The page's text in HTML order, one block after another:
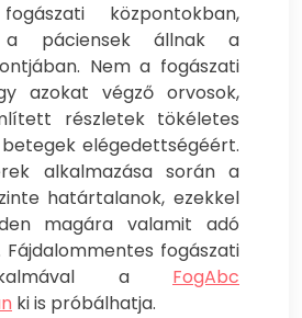
központokban,
a páciensek állnak a
Nem a fogászati
azokat végző orvosok,
részletek tökéletes
elégedettségéért.
alkalmazása során a
határtalanok, ezekkel
magára valamit adó
Fájdalommentes fogászati
a FogAbc
ki is próbálhatja.